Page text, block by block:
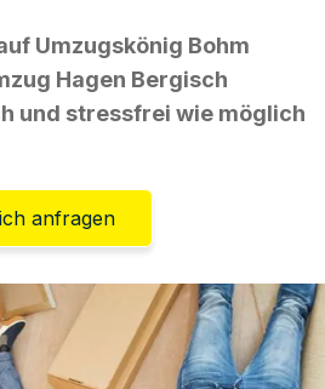
Umzugskönig Bohm
Hagen Bergisch
und stressfrei wie möglich
anfragen